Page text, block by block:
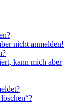
nicht anmelden!
kann mich aber